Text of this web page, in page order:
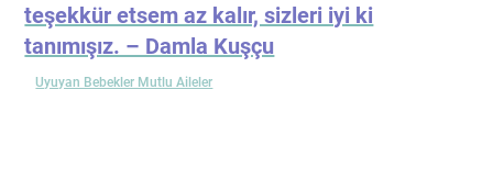
teşekkür etsem az kalır, sizleri iyi ki
tanımışız. – Damla Kuşçu
Uyuyan Bebekler Mutlu Aileler